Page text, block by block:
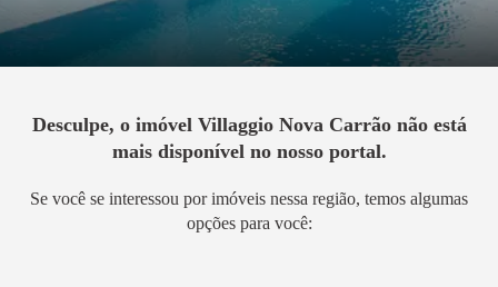
Desculpe, o imóvel Villaggio Nova Carrãonão está
mais disponível no nosso portal.
Se você se interessou por imóveis nessa região, temos algumas
opções para você: